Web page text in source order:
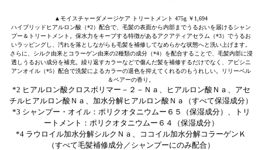
▲モイスチャーダメージケア トリートメント 475g ￥1,694
ハイブリッドヒアルロン酸（*2）配合で、毛髪の表面から内部までうるおいを届けるシャン
プー＆トリートメント。保水力をキープする特徴があるアクアティアセラム（*3）でうるお
いラッピングし、汚れを落としながらも毛髪を補修してなめらかな状態へと洗い上げます。
さらに、シルク由来とコラーゲン由来の2種類の成分（*4）を配合することで、毛髪内部に浸
透しうるおい成分を補充。繰り返すカラーなどで傷んだ髪を補修するだけでなく、アビシニ
アンオイル（*5）配合で洗髪によるカラーの退色を抑えてくれるのもうれしい。リリーベル
＆ペアーの香り。
*2 ヒアルロン酸クロスポリマー－２－Ｎａ、ヒアルロン酸Ｎａ、アセ
チルヒアルロン酸Ｎａ、加水分解ヒアルロン酸Ｎａ（すべて保湿成分）
*3 シャンプー・オイル：ポリクオタニウムー６５（保湿成分）、トリ
ートメント：ポリクオタニウムー６４（保湿成分）
*4 ラウロイル加水分解シルクＮａ、ココイル加水分解コラーゲンＫ
（すべて毛髪補修成分／シャンプーにのみ配合）